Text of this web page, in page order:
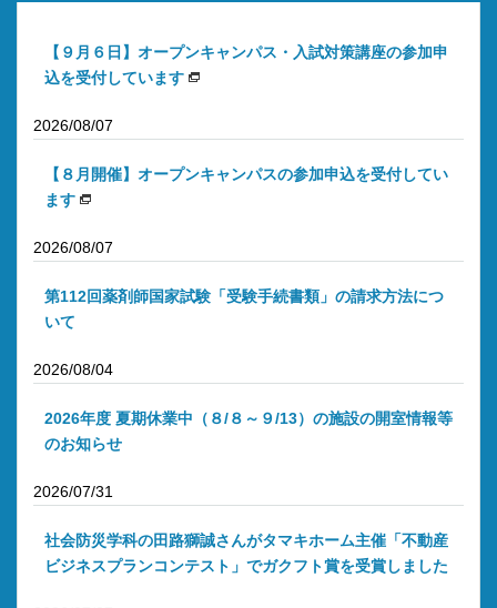
【９月６日】オープンキャンパス・入試対策講座の参加申
込を受付しています
2026/08/07
【８月開催】オープンキャンパスの参加申込を受付してい
ます
2026/08/07
第112回薬剤師国家試験「受験手続書類」の請求方法につ
いて
2026/08/04
2026年度 夏期休業中（８/８～９/13）の施設の開室情報等
のお知らせ
2026/07/31
社会防災学科の田路獅誠さんがタマキホーム主催「不動産
ビジネスプランコンテスト」でガクフト賞を受賞しました